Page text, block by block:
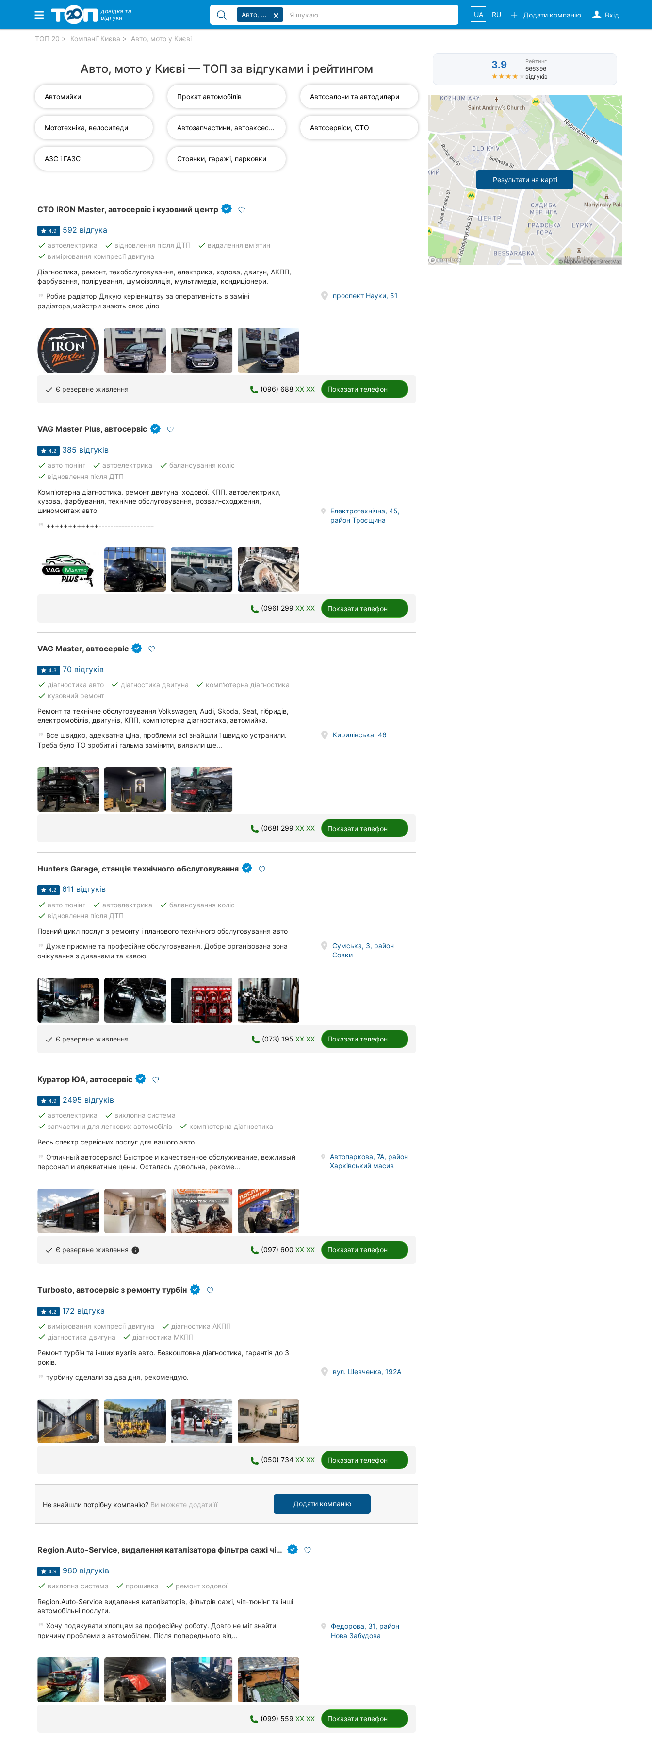
Обрані компанії
Стоматології
Приватні клініки
Ветеринарні клініки
Автошколи
Всі рубрики
Всі міста:
Житомир
Тернопіль
Хмельницький
Кропивницький
Запоріжжя
Дніпро
Херсон
Чернівці
Івано-Франківськ
Луцьк
довідка та
відгуки
Вхід
Додати компанію
UA RU
Авто, мото
ТОП 20 Компанії Києва Авто, мото у Києві
Авто, мото у Києві — ТОП за відгуками і рейтингом
Автомийки Прокат автомобілів Автосалони та автодилери
Мототехніка, велосипеди Автозапчастини, автоаксесуари... Автосервіси, СТО
АЗС і ГАЗС Стоянки, гаражі, парковки
СТО IRON Master, автосервіс і кузовний центр
4.9 592 відгука
done автоелектрика done відновлення після ДТП done видалення вм'ятин
done вимірювання компресії двигуна
Діагностика, ремонт, техобслуговування, електрика, ходова, двигун, АКПП,
фарбування, полірування, шумоізоляція, мультимедіа, кондиціонери.
Робив радіатор.Дякую керівництву за оперативність в заміні
радіатора,майстри знають своє діло
проспект Науки, 51
done Є резервне живлення (096) 688 XX XX Показати телефон
VAG Master Plus, автосервіс
4.2 385 відгуків
done авто тюнінг done автоелектрика done балансування коліс
done відновлення після ДТП
Комп'ютерна діагностика, ремонт двигуна, ходової, КПП, автоелектрики,
кузова, фарбування, технічне обслуговування, розвал-сходження,
шиномонтаж авто.
++++++++++++-------------------
Електротехнічна, 45,
район Троєщина
(096) 299 XX XX Показати телефон
VAG Master, автосервіс
4.3 70 відгуків
done діагностика авто done діагностика двигуна done комп'ютерна діагностика
done кузовний ремонт
Ремонт та технічне обслуговування Volkswagen, Audi, Skoda, Seat, гібридів,
електромобілів, двигунів, КПП, комп'ютерна діагностика, автомийка.
Все швидко, адекватна ціна, проблеми всі знайшли і швидко устранили.
Треба було ТО зробити і гальма замінити, виявили ще...
Кирилівська, 46
(068) 299 XX XX Показати телефон
Hunters Garage, станція технічного обслуговування
4.2 611 відгуків
done авто тюнінг done автоелектрика done балансування коліс
done відновлення після ДТП
Повний цикл послуг з ремонту і планового технічного обслуговування авто
Дуже приємне та професійне обслуговування. Добре організована зона
очікування з диванами та кавою.
Сумська, 3, район
Совки
done Є резервне живлення (073) 195 XX XX Показати телефон
Куратор ЮА, автосервіс
4.9 2495 відгуків
done автоелектрика done вихлопна система
done запчастини для легкових автомобілів done комп'ютерна діагностика
Весь спектр сервісних послуг для вашого авто
Отличный автосервис! Быстрое и качественное обслуживание, вежливый
персонал и адекватные цены. Осталась довольна, рекоме...
Автопаркова, 7А, район
Харківський масив
done Є резервне живлення info (097) 600 XX XX Показати телефон
Turbosto, ​автосервіс з ремонту турбін
4.2 172 відгука
done вимірювання компресії двигуна done діагностика АКПП
done діагностика двигуна done діагностика МКПП
Ремонт турбін та інших вузлів авто. Безкоштовна діагностика, гарантія до 3
років.
турбину сделали за два дня, рекомендую.
вул. Шевченка, 192А
(050) 734 XX XX Показати телефон
Не знайшли потрібну компанію? Ви можете додати її Додати компанію
Region.Auto-Service, видалення каталізатора фільтра сажі чіп тюнінг
4.9 960 відгуків
done вихлопна система done прошивка done ремонт ходової
Region.Auto-Service видалення каталізаторів, фільтрів сажі, чіп-тюнінг та інші
автомобільні послуги.
Хочу подякувати хлопцям за професійну роботу. Довго не міг знайти
причину проблеми з автомобілем. Після попереднього від...
Федорова, 31, район
Нова Забудова
(099) 559 XX XX Показати телефон
3.9
★★★★★
★★★★★
Рейтинг
666396
відгуків
Результати на карті